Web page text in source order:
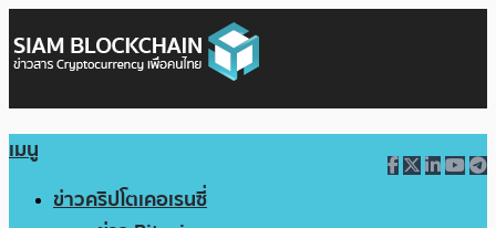
เมนู
ข่าวคริปโตเคอเรนซี่